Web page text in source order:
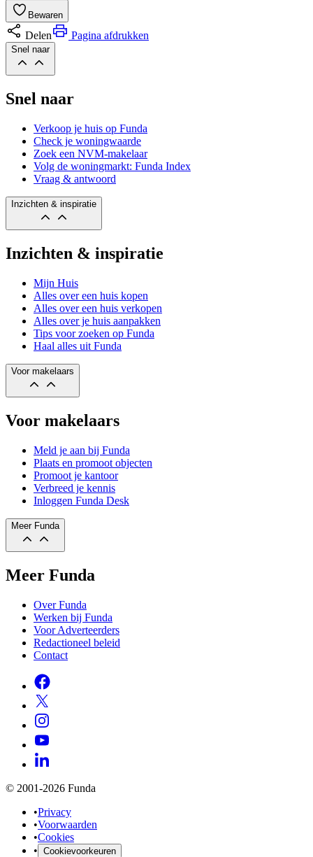
Bewaren
Delen Pagina afdrukken
Snel naar
Snel naar
Verkoop je huis op Funda
Check je woningwaarde
Zoek een NVM-makelaar
Volg de woningmarkt: Funda Index
Vraag & antwoord
Inzichten & inspiratie
Inzichten & inspiratie
Mijn Huis
Alles over een huis kopen
Alles over een huis verkopen
Alles over je huis aanpakken
Tips voor zoeken op Funda
Haal alles uit Funda
Voor makelaars
Voor makelaars
Meld je aan bij Funda
Plaats en promoot objecten
Promoot je kantoor
Verbreed je kennis
Inloggen Funda Desk
Meer Funda
Meer Funda
Over Funda
Werken bij Funda
Voor Adverteerders
Redactioneel beleid
Contact
© 2001-2026 Funda
•Privacy
•Voorwaarden
•Cookies
• Cookievoorkeuren